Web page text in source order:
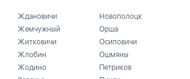
Ждановичи
Жемчужный
Житковичи
Жлобин
Жодино
Новополоцк
Орша
Осиповичи
Ошмяны
Петриков